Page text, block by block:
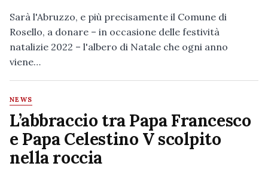
Sarà l'Abruzzo, e più precisamente il Comune di
Rosello, a donare – in occasione delle festività
natalizie 2022 – l'albero di Natale che ogni anno
viene…
NEWS
L’abbraccio tra Papa Francesco
e Papa Celestino V scolpito
nella roccia